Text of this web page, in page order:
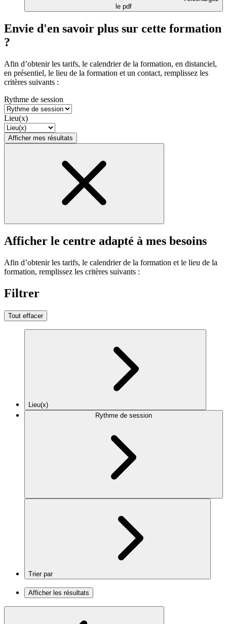
le pdf
Envie d'en savoir plus sur cette formation
?
Afin d’obtenir les tarifs, le calendrier de la formation, en distanciel,
en présentiel, le lieu de la formation et un contact, remplissez les
critères suivants :
Rythme de session
Lieu(x)
Afficher mes résultats
Afficher le centre adapté à mes besoins
Afin d’obtenir les tarifs, le calendrier de la formation et le lieu de la
formation, remplissez les critères suivants :
Filtrer
Tout effacer
Lieu(x)
Rythme de session
Trier par
Afficher les résultats